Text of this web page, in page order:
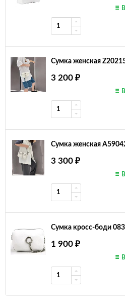
Сумка женская
3 200 ₽
Сумка женская
3 300 ₽
Сумка кросс-боди
1 900 ₽